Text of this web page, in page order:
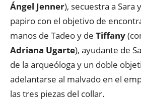
Ángel Jenner), secuestra a Sara
papiro con el objetivo de
manos de Tadeo y de Tiffany
Adriana Ugarte), ayudante de
de la arqueóloga y un doble
adelantarse al malvado en el
las tres piezas del collar.